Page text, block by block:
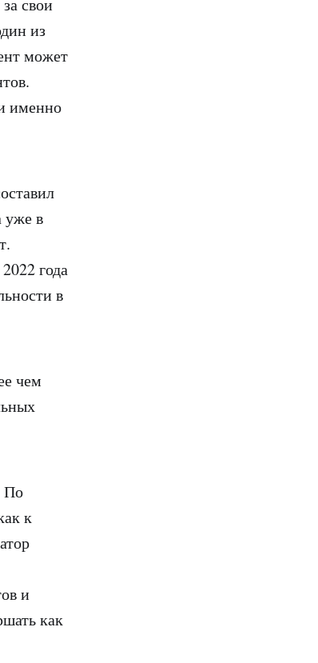
свои
из
может
именно
уже в
года
в
чем
По
к
и
как